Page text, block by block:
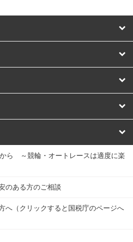
場 取手競輪場 宇都宮競輪場
ら ～競輪・オートレースは適度に楽
のある方のご相談
へ（クリックすると国税庁のページへ